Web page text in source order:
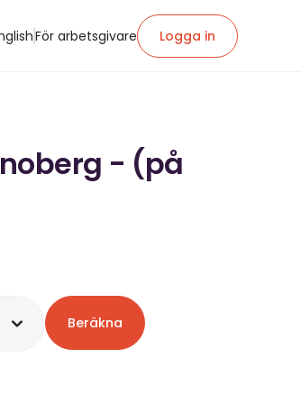
För arbetsgivare Logga in
- (på
Beräkna